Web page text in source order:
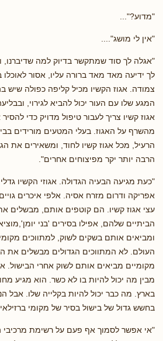
"מדוע?"...
"אין לי מושג"....
"אגלה לך סוד שמתקשר בדיוק למה שדיברנו,
לך ידיעה מאד מאד ברורה עליו, אסור לאוכלו
צמודה. אגוז הקשיו מכיל קליפה כפולה שיש
המגע שלו עם העור יכול להביא לגירוי,
אגוז קשיו צריך לעבור טיפול מדויק כדי
מהשרף על האגוז. בעלי המטעים מורידים
הרעיל, מכל אגוז קשיו לחוד, ומשאירים את
הרבה יותר יקר מפיצוחים אחרים".
"כעת מגיעה הבעיה הגדולה. אגוזי הקשיו
אפריקה ודרום מזרח אסיה. אלפי איכרים
עצי אגוז קשיו. הם קוטפים אותם, מבשלים
הביתיים שלהם, אפילו בסירים 'בני
ומביאים אותם בשקים לשוק, למתווכים
העולם. לא המתווכים הגדולים מבשלים את
מקומיים מביאים אותם לשוק אחרי הבישול.
מבין מה יכול להיות בו לא כשר. הוא מגיע
בארץ. מה כבר יכול להיות בקלייה שלו. אבל
בחשש גדול של בישול בסיר של מקומי ברזילאי,
"אי אפשר לסמוך אף פעם על רשימת מרכיבי